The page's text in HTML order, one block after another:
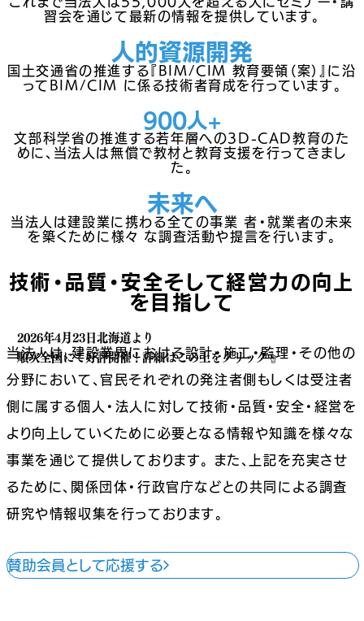
2026年4月23日北海道より
順次全国にて好評開催！詳細はこの上をクリック☝
習会を通じて最新の情報を提供しています。
人的資源開発
国土交通省の推進する『BIM/CIM 教育要領（案）』に沿
ってBIM/CIM に係る技術者育成を行っています。
900人+
文部科学省の推進する若年層への3D-CAD教育のた
めに、当法人は無償で教材と教育支援を行ってきまし
た。
未来へ
当法人は建設業に携わる全ての事業 者・就業者の未来
を築くために様々 な調査活動や提言を行います。
技術・品質・安全そして経営力の向上
を目指して
当法人は、建設業界における設計・施工・監理・その他の
分野において、官民それぞれの発注者側もしくは受注者
側に属する個人・法人に対して技術・品質・安全・経営を
より向上していくために必要となる情報や知識を様々な
事業を通じて提供しております。 また、上記を充実させ
るために、関係団体・行政官庁などとの共同による調査
研究や情報収集を行っております。
賛助会員として応援する